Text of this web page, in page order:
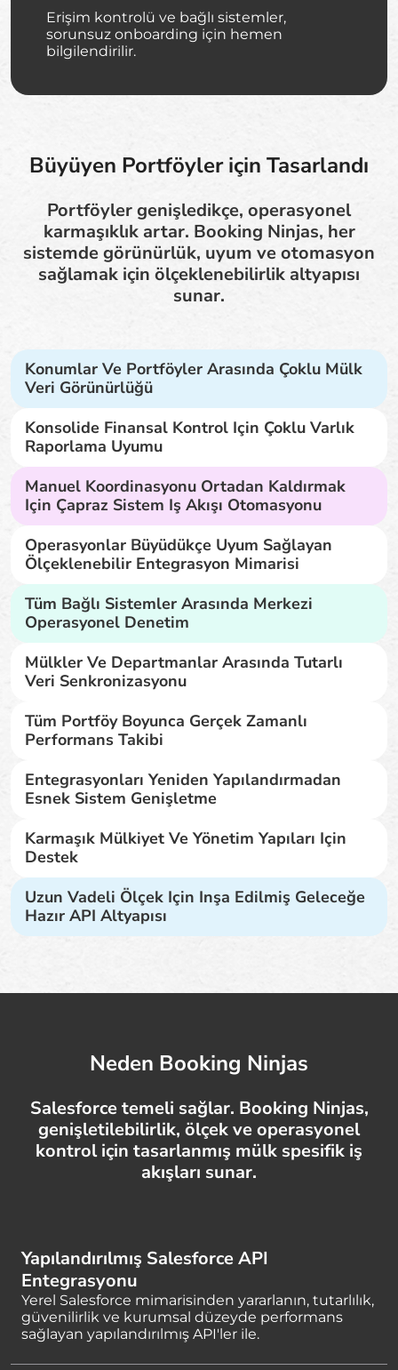
Erişim kontrolü ve bağlı sistemler,
sorunsuz onboarding için hemen
bilgilendirilir.
Büyüyen Portföyler için Tasarlandı
Portföyler genişledikçe, operasyonel
karmaşıklık artar. Booking Ninjas, her
sistemde görünürlük, uyum ve otomasyon
sağlamak için ölçeklenebilirlik altyapısı
sunar.
Konumlar Ve Portföyler Arasında Çoklu Mülk
Veri Görünürlüğü
Konsolide Finansal Kontrol Için Çoklu Varlık
Raporlama Uyumu
Manuel Koordinasyonu Ortadan Kaldırmak
Için Çapraz Sistem Iş Akışı Otomasyonu
Operasyonlar Büyüdükçe Uyum Sağlayan
Ölçeklenebilir Entegrasyon Mimarisi
Tüm Bağlı Sistemler Arasında Merkezi
Operasyonel Denetim
Mülkler Ve Departmanlar Arasında Tutarlı
Veri Senkronizasyonu
Tüm Portföy Boyunca Gerçek Zamanlı
Performans Takibi
Entegrasyonları Yeniden Yapılandırmadan
Esnek Sistem Genişletme
Karmaşık Mülkiyet Ve Yönetim Yapıları Için
Destek
Uzun Vadeli Ölçek Için Inşa Edilmiş Geleceğe
Hazır API Altyapısı
Neden Booking Ninjas
Salesforce temeli sağlar. Booking Ninjas,
genişletilebilirlik, ölçek ve operasyonel
kontrol için tasarlanmış mülk spesifik iş
akışları sunar.
Yapılandırılmış Salesforce API
Entegrasyonu
Yerel Salesforce mimarisinden yararlanın, tutarlılık,
güvenilirlik ve kurumsal düzeyde performans
sağlayan yapılandırılmış API'ler ile.